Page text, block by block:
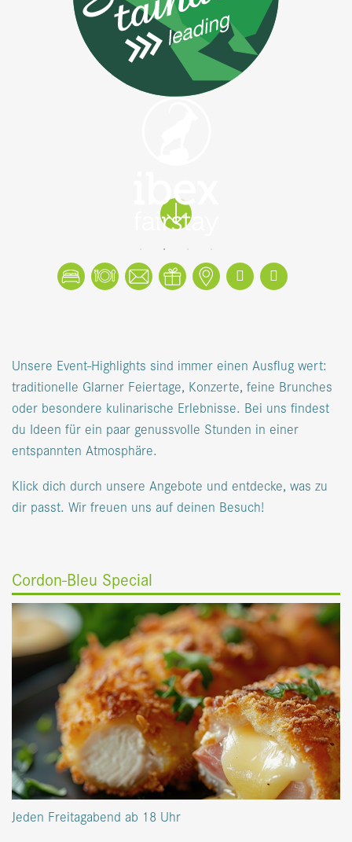
Unsere Event-Highlights sind immer einen Ausflug wert:
traditionelle Glarner Feiertage, Konzerte, feine Brunches
oder besondere kulinarische Erlebnisse. Bei uns findest
du Ideen für ein paar genussvolle Stunden in einer
entspannten Atmosphäre.
Klick dich durch unsere Angebote und entdecke, was zu
dir passt. Wir freuen uns auf deinen Besuch!
Cordon-Bleu Special
Jeden Freitagabend ab 18 Uhr